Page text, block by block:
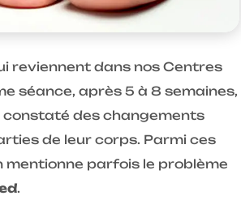
reviennent dans nos Centres
séance, après 5 à 8 semaines,
des changements
de leur corps. Parmi ces
mentionne parfois le problème
.